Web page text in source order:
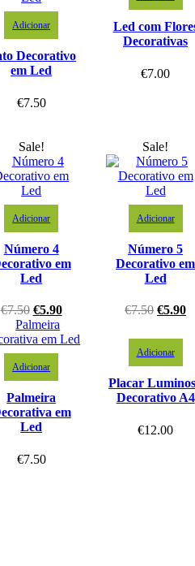
Adicionar
Decorativo
em Led
€7.50
Led com
Decorativas
€7.00
Sale!
Adicionar
Número 4
em
Led
€7.50 €5.90
Sale!
Adicionar
Número 5
Decorativo em
Led
€7.50 €5.90
Adicionar
Palmeira
em
Led
€7.50
Adicionar
Placar
Decorativo A4
€12.00